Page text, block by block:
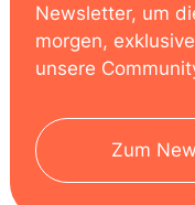
Newsletter, um
morgen,
unsere
Zum